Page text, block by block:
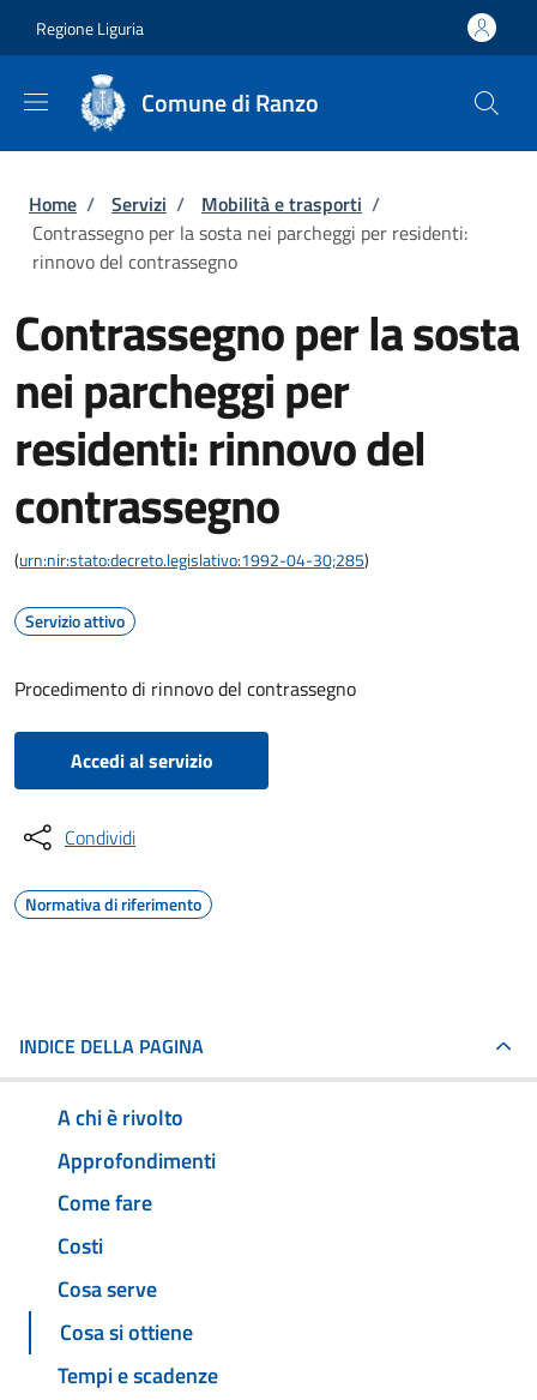
Regione Liguria
Comune di Ranzo
Briciole di pane
Home / Servizi / Mobilità e trasporti /
Contrassegno per la sosta nei parcheggi per residenti:
rinnovo del contrassegno
Contrassegno per la sosta
nei parcheggi per
residenti: rinnovo del
contrassegno
(urn:nir:stato:decreto.legislativo:1992-04-30;285)
Servizio attivo
Procedimento di rinnovo del contrassegno
Accedi al servizio
Condividi
Normativa di riferimento
INDICE DELLA PAGINA
A chi è rivolto
Approfondimenti
Come fare
Costi
Cosa serve
Cosa si ottiene
Tempi e scadenze